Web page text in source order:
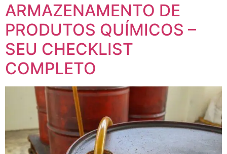
ARMAZENAMENTO DE
PRODUTOS QUÍMICOS –
SEU CHECKLIST
COMPLETO